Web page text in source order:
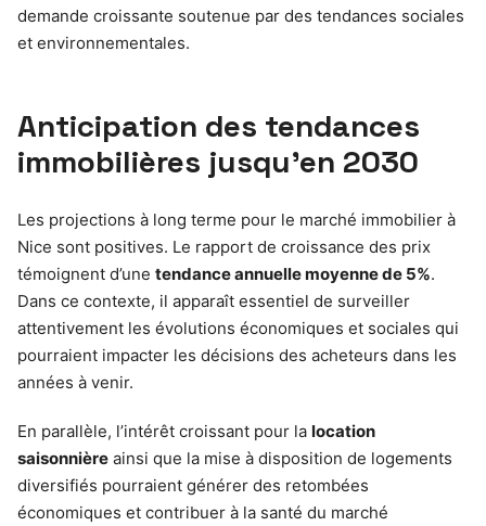
demande croissante soutenue par des tendances sociales
et environnementales.
Anticipation des tendances
immobilières jusqu’en 2030
Les projections à long terme pour le marché immobilier à
Nice sont positives. Le rapport de croissance des prix
témoignent d’une tendance annuelle moyenne de 5%.
Dans ce contexte, il apparaît essentiel de surveiller
attentivement les évolutions économiques et sociales qui
pourraient impacter les décisions des acheteurs dans les
années à venir.
En parallèle, l’intérêt croissant pour la location
saisonnière ainsi que la mise à disposition de logements
diversifiés pourraient générer des retombées
économiques et contribuer à la santé du marché